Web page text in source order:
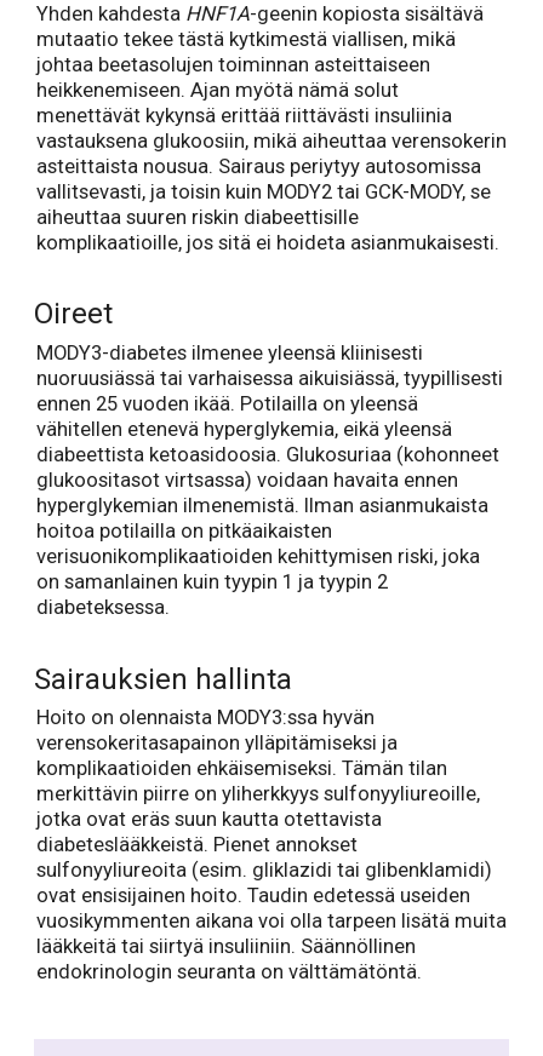
Yhden kahdesta HNF1A-geenin kopiosta sisältävä
mutaatio tekee tästä kytkimestä viallisen, mikä
johtaa beetasolujen toiminnan asteittaiseen
heikkenemiseen. Ajan myötä nämä solut
menettävät kykynsä erittää riittävästi insuliinia
vastauksena glukoosiin, mikä aiheuttaa verensokerin
asteittaista nousua. Sairaus periytyy autosomissa
vallitsevasti, ja toisin kuin MODY2 tai GCK-MODY, se
aiheuttaa suuren riskin diabeettisille
komplikaatioille, jos sitä ei hoideta asianmukaisesti.
Oireet
MODY3-diabetes ilmenee yleensä kliinisesti
nuoruusiässä tai varhaisessa aikuisiässä, tyypillisesti
ennen 25 vuoden ikää. Potilailla on yleensä
vähitellen etenevä hyperglykemia, eikä yleensä
diabeettista ketoasidoosia. Glukosuriaa (kohonneet
glukoositasot virtsassa) voidaan havaita ennen
hyperglykemian ilmenemistä. Ilman asianmukaista
hoitoa potilailla on pitkäaikaisten
verisuonikomplikaatioiden kehittymisen riski, joka
on samanlainen kuin tyypin 1 ja tyypin 2
diabeteksessa.
Sairauksien hallinta
Hoito on olennaista MODY3:ssa hyvän
verensokeritasapainon ylläpitämiseksi ja
komplikaatioiden ehkäisemiseksi. Tämän tilan
merkittävin piirre on yliherkkyys sulfonyyliureoille,
jotka ovat eräs suun kautta otettavista
diabeteslääkkeistä. Pienet annokset
sulfonyyliureoita (esim. gliklazidi tai glibenklamidi)
ovat ensisijainen hoito. Taudin edetessä useiden
vuosikymmenten aikana voi olla tarpeen lisätä muita
lääkkeitä tai siirtyä insuliiniin. Säännöllinen
endokrinologin seuranta on välttämätöntä.